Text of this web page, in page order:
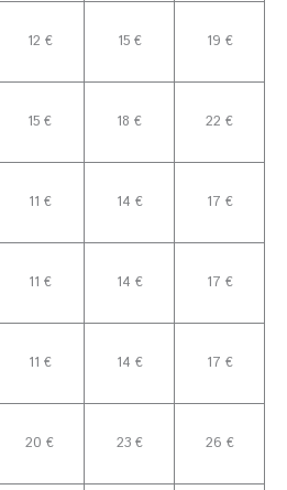
12 € 15 € 19 €
15 € 18 € 22 €
11 € 14 € 17 €
11 € 14 € 17 €
11 € 14 € 17 €
20 € 23 € 26 €